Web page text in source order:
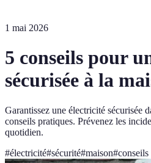
1 mai 2026
5 conseils pour
sécurisée à la
Garantissez une électricité sécurisée
conseils pratiques. Prévenez les
quotidien.
#électricité#sécurité#maison#conseils